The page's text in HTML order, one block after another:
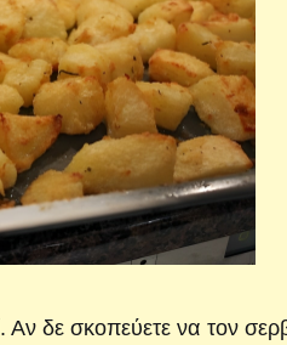
Αν δε σκοπεύετε να τον